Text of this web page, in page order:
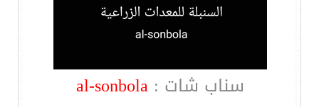
سناب شات :al-sonbola